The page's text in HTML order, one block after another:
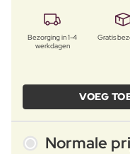
Bezorging in 1-4
werkdagen
Gratis
VOEG
Normale